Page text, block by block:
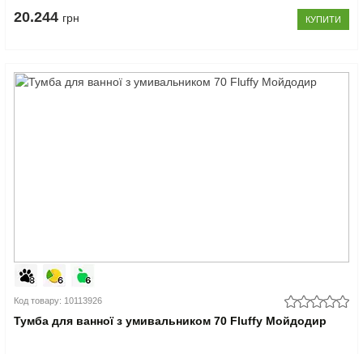
20.244 грн КУПИТИ
Код товару: 10113926
Тумба для ванної з умивальником 70 Fluffy Мойдодир